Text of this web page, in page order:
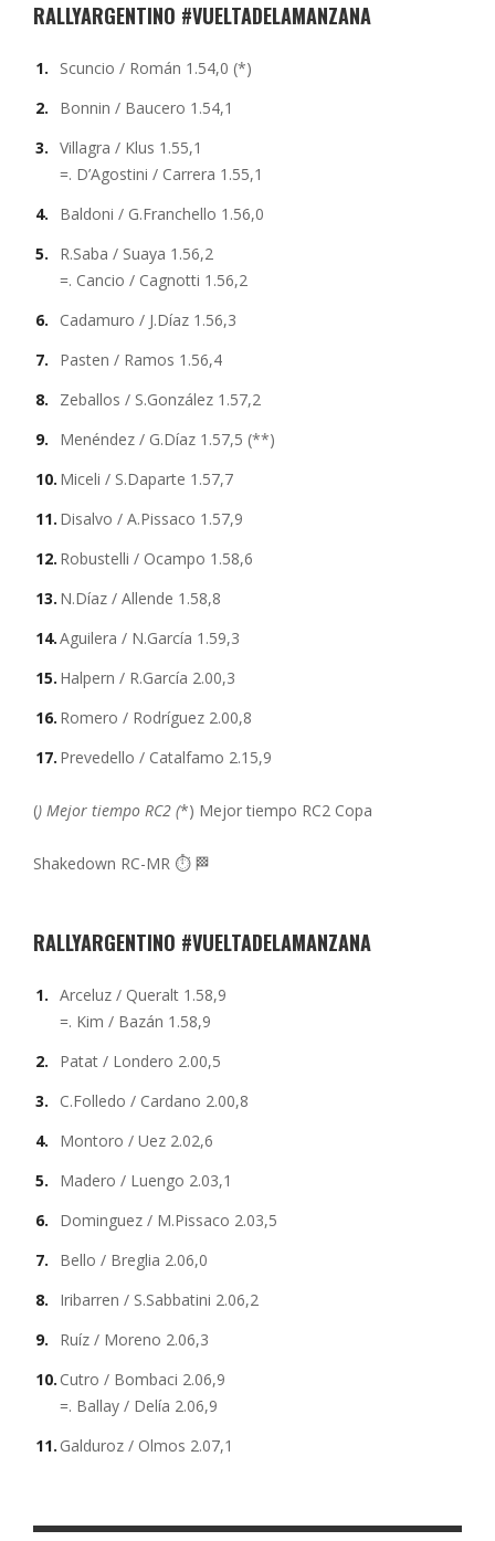
RALLYARGENTINO #VUELTADELAMANZANA
Scuncio / Román 1.54,0 (*)
Bonnin / Baucero 1.54,1
Villagra / Klus 1.55,1
=. D’Agostini / Carrera 1.55,1
Baldoni / G.Franchello 1.56,0
R.Saba / Suaya 1.56,2
=. Cancio / Cagnotti 1.56,2
Cadamuro / J.Díaz 1.56,3
Pasten / Ramos 1.56,4
Zeballos / S.González 1.57,2
Menéndez / G.Díaz 1.57,5 (**)
Miceli / S.Daparte 1.57,7
Disalvo / A.Pissaco 1.57,9
Robustelli / Ocampo 1.58,6
N.Díaz / Allende 1.58,8
Aguilera / N.García 1.59,3
Halpern / R.García 2.00,3
Romero / Rodríguez 2.00,8
Prevedello / Catalfamo 2.15,9
() Mejor tiempo RC2 (*) Mejor tiempo RC2 Copa
Shakedown RC-MR ⏱️ 🏁
RALLYARGENTINO #VUELTADELAMANZANA
Arceluz / Queralt 1.58,9
=. Kim / Bazán 1.58,9
Patat / Londero 2.00,5
C.Folledo / Cardano 2.00,8
Montoro / Uez 2.02,6
Madero / Luengo 2.03,1
Dominguez / M.Pissaco 2.03,5
Bello / Breglia 2.06,0
Iribarren / S.Sabbatini 2.06,2
Ruíz / Moreno 2.06,3
Cutro / Bombaci 2.06,9
=. Ballay / Delía 2.06,9
Galduroz / Olmos 2.07,1